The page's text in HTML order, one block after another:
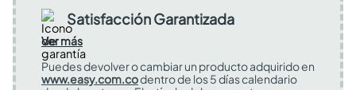
Satisfacción Garantizada
Ver más
Puedes devolver o cambiar un producto adquirido en
www.easy.com.codentro de los 5 días calendario